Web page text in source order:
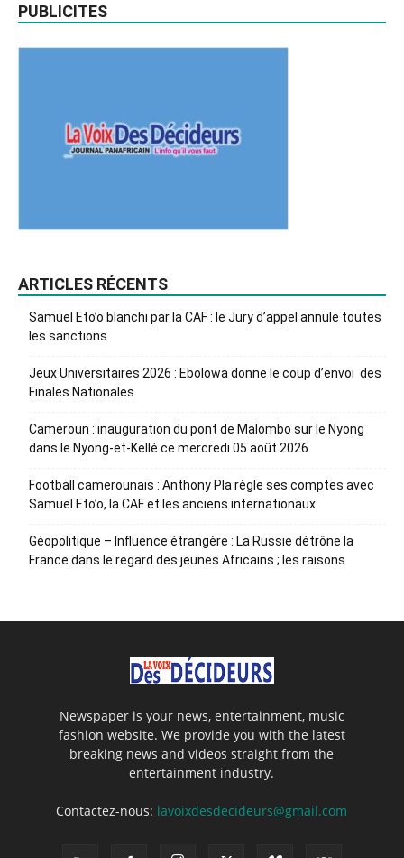
PUBLICITES
ARTICLES RÉCENTS
Samuel Eto’o blanchi par la CAF : le Jury d’appel annule toutes
les sanctions
Jeux Universitaires 2026 : Ebolowa donne le coup d’envoi des
Finales Nationales
Cameroun : inauguration du pont de Malombo sur le Nyong
dans le Nyong-et-Kellé ce mercredi 05 août 2026
Football camerounais : Anthony Pla règle ses comptes avec
Samuel Eto’o, la CAF et les anciens internationaux
Géopolitique – Influence étrangère : La Russie détrône la
France dans le regard des jeunes Africains ; les raisons
Newspaper is your news, entertainment, music
fashion website. We provide you with the latest
breaking news and videos straight from the
entertainment industry.
Contactez-nous: lavoixdesdecideurs@gmail.com